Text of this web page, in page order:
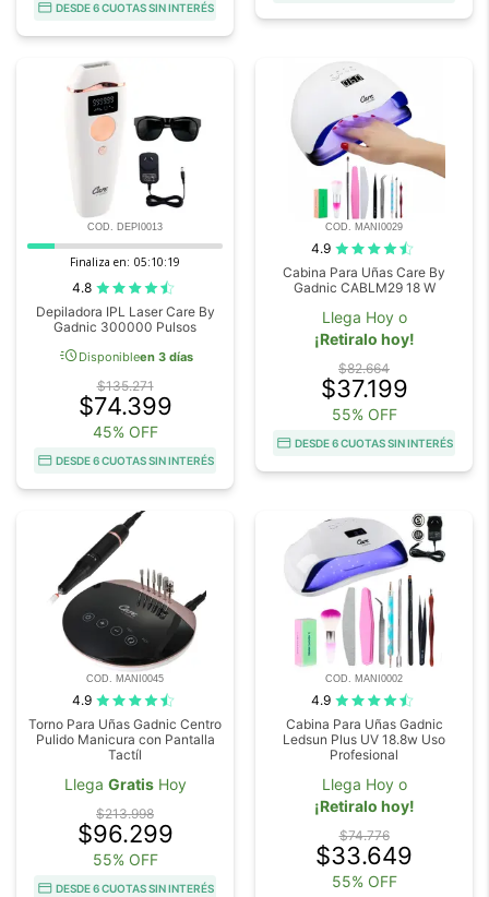
DESDE 6 CUOTAS SIN INTERÉS
COD. DEPI0013
Finaliza en: 05:10:18
4.8
Depiladora IPL Laser Care By
Gadnic 300000 Pulsos
acuteDisponibleen 3 días
$135.271
$74.399
45% OFF
DESDE 6 CUOTAS SIN INTERÉS
COD. MANI0029
4.9
Cabina Para Uñas Care By
Gadnic CABLM29 18 W
Llega Hoy o
¡Retiralo hoy!
$82.664
$37.199
55% OFF
DESDE 6 CUOTAS SIN INTERÉS
COD. MANI0045
4.9
Torno Para Uñas Gadnic Centro
Pulido Manicura con Pantalla
Tactíl
Llega GratisHoy
$213.998
$96.299
55% OFF
DESDE 6 CUOTAS SIN INTERÉS
COD. MANI0002
4.9
Cabina Para Uñas Gadnic
Ledsun Plus UV 18.8w Uso
Profesional
Llega Hoy o
¡Retiralo hoy!
$74.776
$33.649
55% OFF